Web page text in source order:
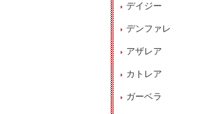
デイジー
デンファレ
アザレア
カトレア
ガーベラ